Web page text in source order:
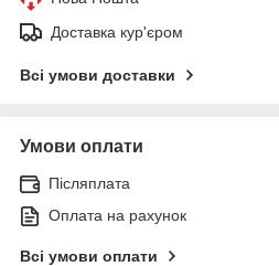
Доставка кур'єром
Всі умови доставки
Умови оплати
Післяплата
Оплата на рахунок
Всі умови оплати